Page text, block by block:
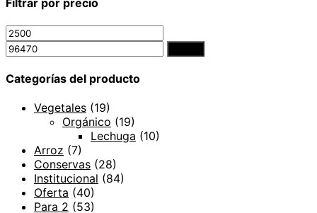
Filtrar por precio
Categorías del producto
Vegetales (19)
Orgánico (19)
Lechuga (10)
Arroz (7)
Conservas (28)
Institucional (84)
Oferta (40)
Para 2 (53)